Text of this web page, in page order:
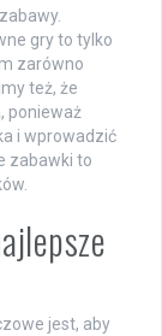
gry to tylko
zarówno
też, że
ponieważ
i wprowadzić
zabawki to
jest, aby